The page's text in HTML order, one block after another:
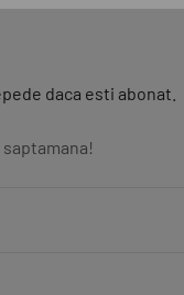
daca esti abonat.